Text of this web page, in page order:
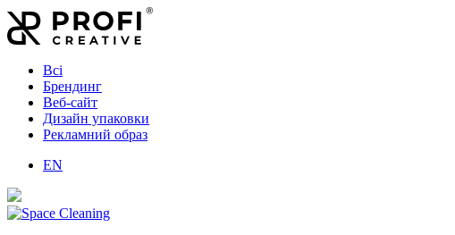
Всі
Брендинг
Веб-сайт
Дизайн упаковки
Рекламний образ
EN